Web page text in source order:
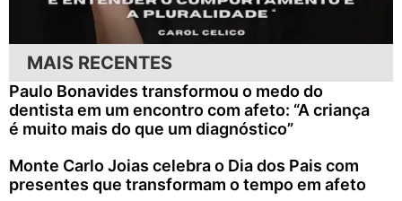
MAIS RECENTES
Paulo Bonavides transformou o medo do
dentista em um encontro com afeto: “A criança
é muito mais do que um diagnóstico”
Monte Carlo Joias celebra o Dia dos Pais com
presentes que transformam o tempo em afeto